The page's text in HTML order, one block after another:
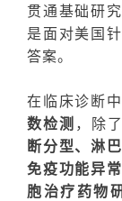
贯通基础研
是面对美国
答案。
在临床诊断
数检测 ，除
断分型、 淋
免疫功能异
胞治疗药物